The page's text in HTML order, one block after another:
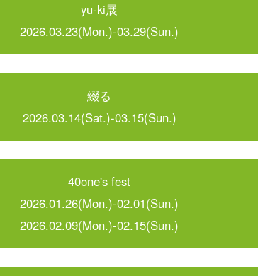
yu-ki展
2026.03.23(Mon.)-03.29(Sun.)
綴る
2026.03.14(Sat.)-03.15(Sun.)
40one's fest
2026.01.26(Mon.)-02.01(Sun.)
2026.02.09(Mon.)-02.15(Sun.)